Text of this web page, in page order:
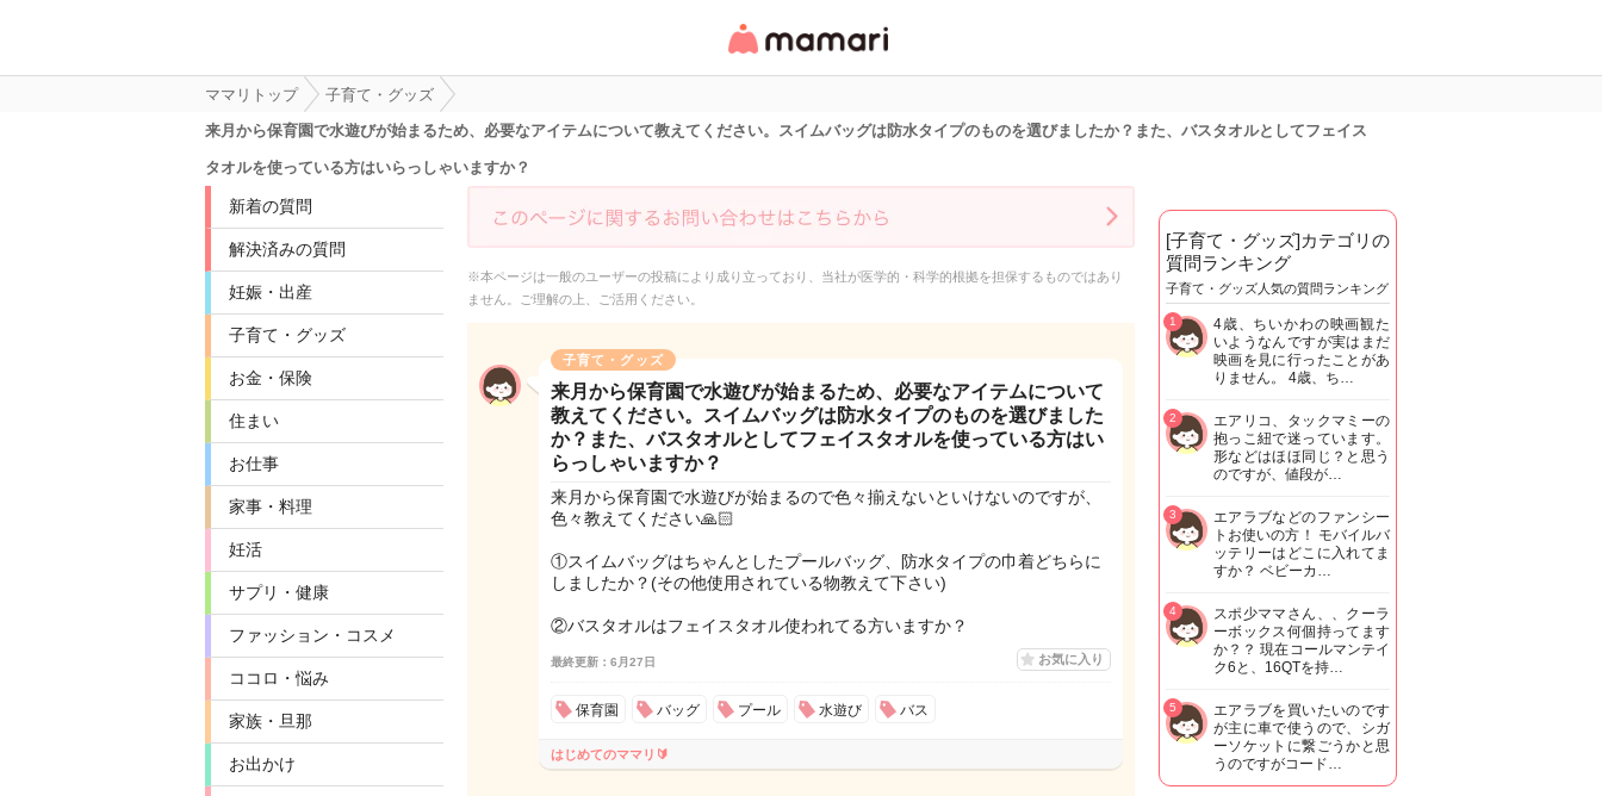
リ・情報サイト
ママリトップ
子育て・グッズ
来月から保育園で水遊びが始まるため、必要なアイテムについて教えてください。スイムバッグは防水タイプのものを選びましたか？また、バスタオルとしてフェイス
タオルを使っている方はいらっしゃいますか？
新着の質問
解決済みの質問
妊娠・出産
子育て・グッズ
お金・保険
住まい
お仕事
家事・料理
妊活
サプリ・健康
ファッション・コスメ
ココロ・悩み
家族・旦那
お出かけ
※本ページは一般のユーザーの投稿により成り立っており、当社が医学的・科学的根拠を担保するものではあり
ません。ご理解の上、ご活用ください。
子育て・グッズ
来月から保育園で水遊びが始まるため、必要なアイテムについて
教えてください。スイムバッグは防水タイプのものを選びました
か？また、バスタオルとしてフェイスタオルを使っている方はい
らっしゃいますか？
来月から保育園で水遊びが始まるので色々揃えないといけないのですが、
色々教えてください🙏🏻
①スイムバッグはちゃんとしたプールバッグ、防水タイプの巾着どちらに
しましたか？(その他使用されている物教えて下さい)
②バスタオルはフェイスタオル使われてる方いますか？
最終更新：6月27日 お気に入り
保育園 バッグ プール 水遊び バス
はじめてのママリ🔰
[子育て・グッズ]カテゴリの
質問ランキング
子育て・グッズ人気の質問ランキング
4歳、ちいかわの映画観た
いようなんですが実はまだ
映画を見に行ったことがあ
りません。 4歳、ち…
1
エアリコ、タックマミーの
抱っこ紐で迷っています。
形などはほほ同じ？と思う
のですが、値段が…
2
エアラブなどのファンシー
トお使いの方！ モバイルバ
ッテリーはどこに入れてま
すか？ ベビーカ…
3
スポ少ママさん、、クーラ
ーボックス何個持ってます
か？？ 現在コールマンテイ
ク6と、16QTを持…
4
エアラブを買いたいのです
が主に車で使うので、シガ
ーソケットに繋ごうかと思
うのですがコード…
5